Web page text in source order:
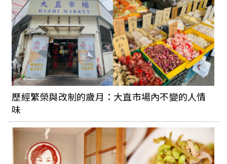
【Snow影劇專欄】院線影評《Drive My
Car 在車上》（有雷）
【個人意見專欄】減肥與愛自己
歷經繁榮與改制的歲月：大直市場內不變的人情
味